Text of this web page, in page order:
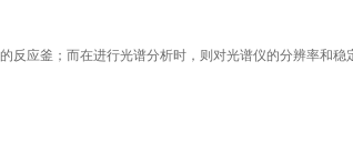
反应釜；而在进行光谱分析时，则对光谱仪的分辨率和稳